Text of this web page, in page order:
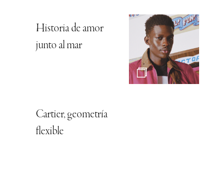
Historia de amor
junto al mar
Cartier, geometría
flexible